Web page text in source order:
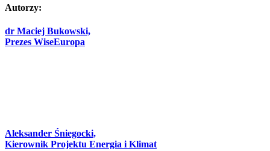
Autorzy:
dr Maciej Bukowski,
Prezes WiseEuropa
Aleksander Śniegocki,
Kierownik Projektu Energia i Klimat